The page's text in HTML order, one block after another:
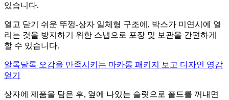
있습니다.
열고 닫기 쉬운 뚜껑-상자 일체형 구조에, 박스가 미연시에 열
리는 것을 방지하기 위한 스냅으로 포장 및 보관을 간편하게
할 수 있습니다.
알록달록 오감을 만족시키는 마카롱 패키지 보고 디자인 영감
얻기
상자에 제품을 담은 후, 옆에 나있는 슬릿으로 폴드를 꺼내면